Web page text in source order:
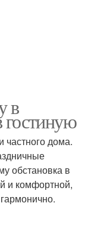
в
частного дома.
обстановка в
и комфортной,